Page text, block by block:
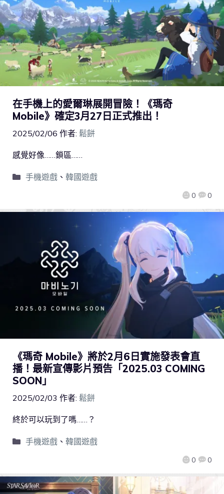
在手機上的愛爾琳展開冒險！《瑪奇
Mobile》確定3月27日正式推出！
2025/02/06 作者: 鬆餅
0 0
感覺好像……鎖區……
手機遊戲、 韓國遊戲
《瑪奇 Mobile》將於2月6日實施發表會直
播！最新宣傳影片預告「2025.03 COMING
SOON」
2025/02/03 作者: 鬆餅
0 0
終於可以玩到了嗎……？
手機遊戲、 韓國遊戲